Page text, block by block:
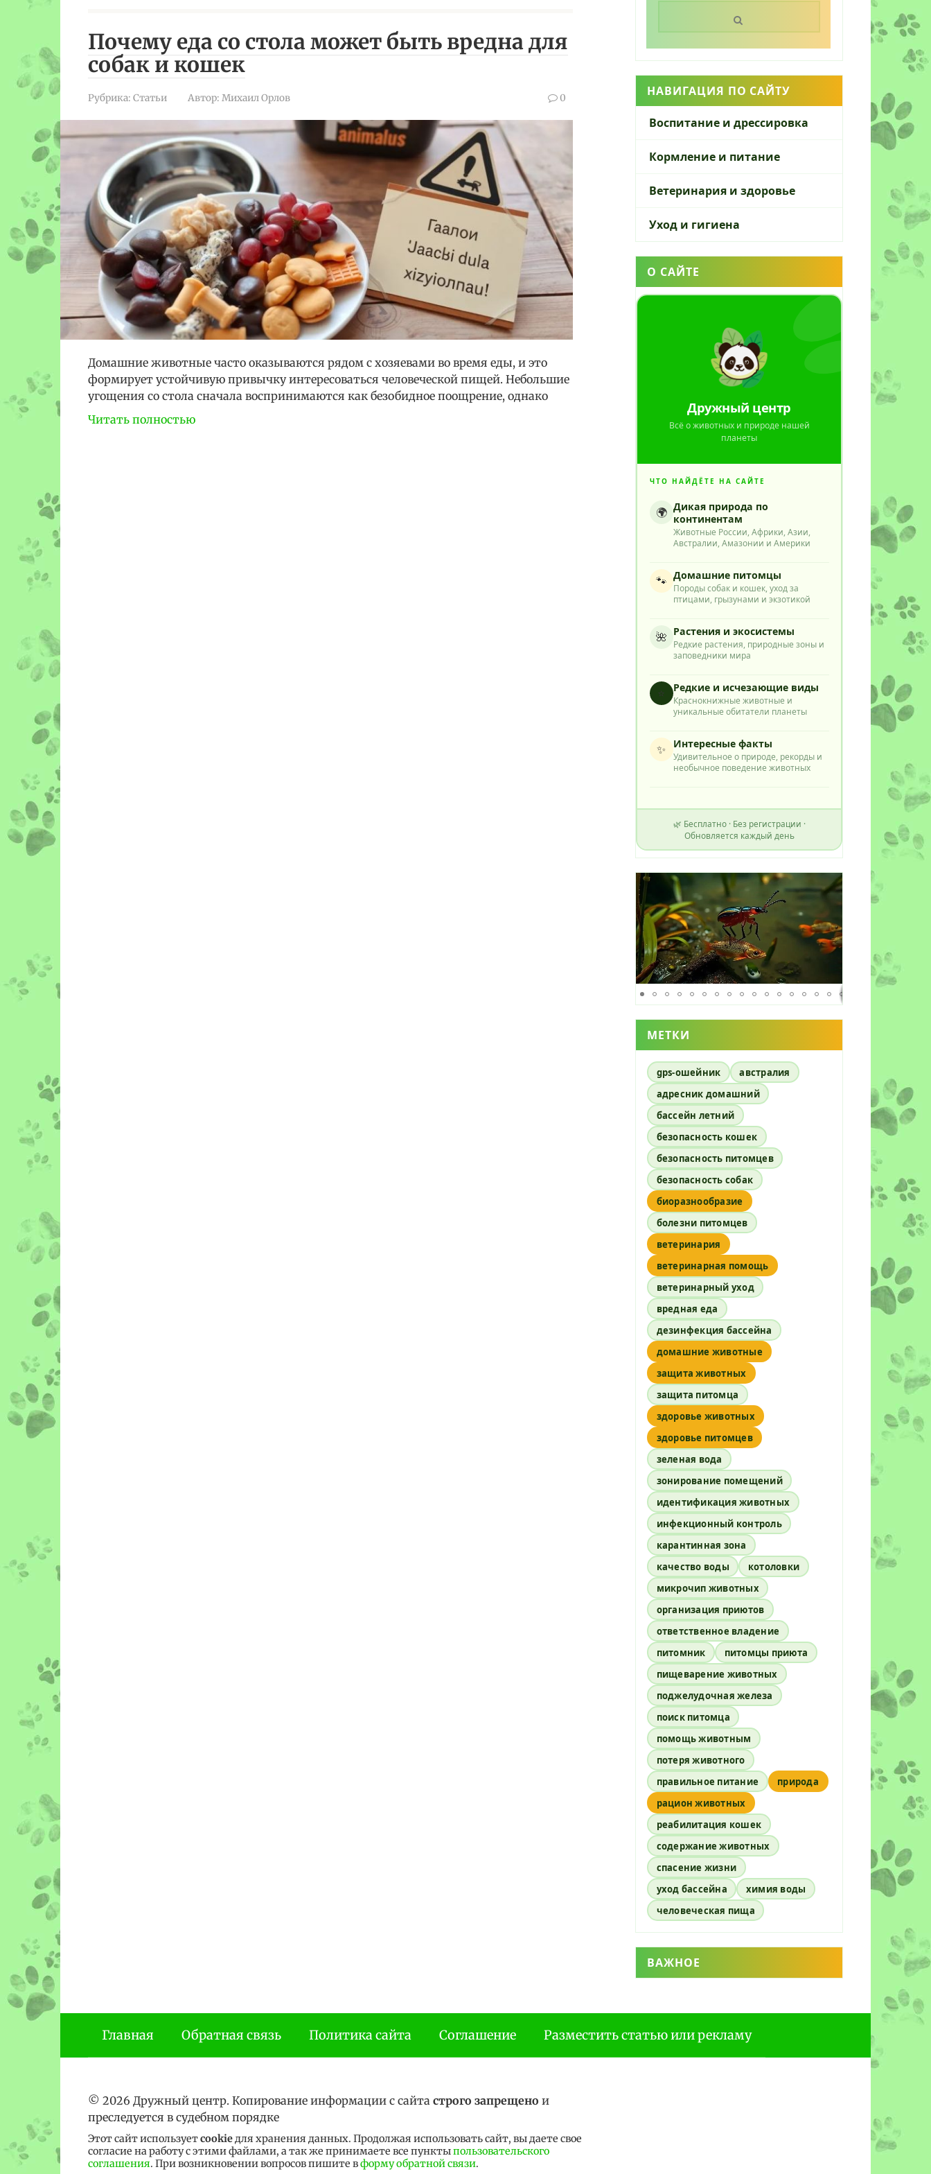
Почему еда со стола может быть вредна для
собак и кошек
Рубрика: Статьи Автор: Михаил Орлов 0
Домашние животные часто оказываются рядом с хозяевами во время еды, и это
формирует устойчивую привычку интересоваться человеческой пищей. Небольшие
угощения со стола сначала воспринимаются как безобидное поощрение, однако
Читать полностью
НАВИГАЦИЯ ПО САЙТУ
Воспитание и дрессировка
Кормление и питание
Ветеринария и здоровье
Уход и гигиена
О САЙТЕ
Дружный центр
Всё о животных и природе нашей
планеты
ЧТО НАЙДЁТЕ НА САЙТЕ
🌍 Дикая природа по
континентам
Животные России, Африки, Азии,
Австралии, Амазонии и Америки
🐾 Домашние питомцы
Породы собак и кошек, уход за
птицами, грызунами и экзотикой
🌺 Растения и экосистемы
Редкие растения, природные зоны и
заповедники мира
⭐ Редкие и исчезающие виды
Краснокнижные животные и
уникальные обитатели планеты
✨ Интересные факты
Удивительное о природе, рекорды и
необычное поведение животных
🌿 Бесплатно · Без регистрации ·
Обновляется каждый день
МЕТКИ
gps-ошейник
австралия
адресник домашний
бассейн летний
безопасность кошек
безопасность питомцев
безопасность собак
биоразнообразие
болезни питомцев
ветеринария
ветеринарная помощь
ветеринарный уход
вредная еда
дезинфекция бассейна
домашние животные
защита животных
защита питомца
здоровье животных
здоровье питомцев
зеленая вода
зонирование помещений
идентификация животных
инфекционный контроль
карантинная зона
качество воды
котоловки
микрочип животных
организация приютов
ответственное владение
питомник
питомцы приюта
пищеварение животных
поджелудочная железа
поиск питомца
помощь животным
потеря животного
правильное питание
природа
рацион животных
реабилитация кошек
содержание животных
спасение жизни
уход бассейна
химия воды
человеческая пища
ВАЖНОЕ
Главная Обратная связь Политика сайта Соглашение Разместить статью или рекламу
© 2026 Дружный центр. Копирование информации с сайта строго запрещено и
преследуется в судебном порядке
Этот сайт используетcookieдля хранения данных. Продолжая использовать сайт, вы даете свое
согласие на работу с этими файлами, а так же принимаете все пунктыпользовательского
соглашения. При возникновении вопросов пишите вформу обратной связи.